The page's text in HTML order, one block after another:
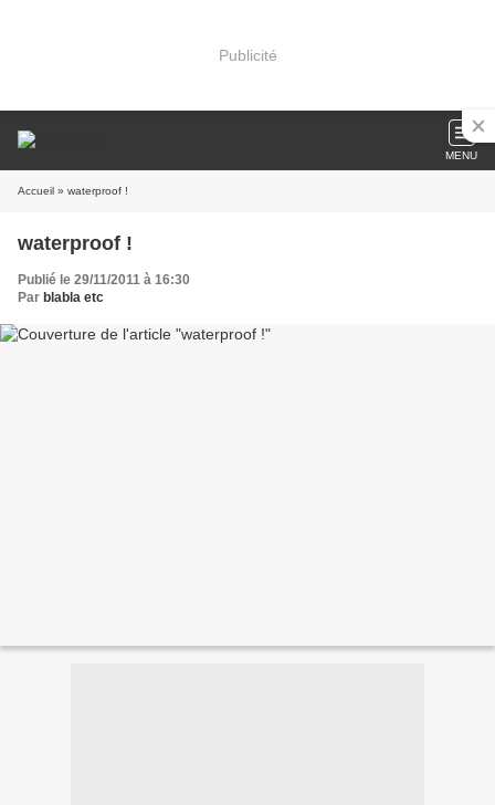
Publicité
MENU
Accueil » waterproof !
waterproof !
Publié le 29/11/2011 à 16:30
Par blabla etc